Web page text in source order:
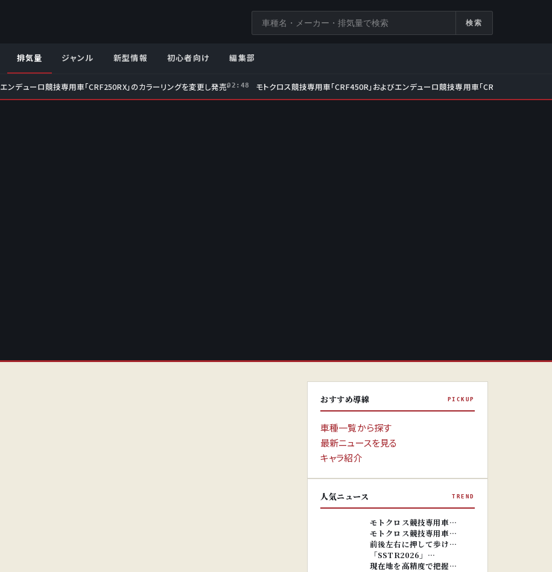
イ
内
索
検索
排気量 ジャンル 新型情報 初心者向け 編集部
ンデューロ競技専用車「CRF250RX」のカラーリングを変更し発売02:48 モトクロス競技専用車「CRF450R」およびエンデューロ競技専用車「CRF450RX」をフル
おすすめ導線 PICKUP
車種一覧から探す
最新ニュースを見る
キャラ紹介
人気ニュース TREND
※画像はイ
モトクロス競技専用車…
モトクロス競技専用車…
前後左右に押して歩け…
「SSTR2026」…
現在地を高精度で把握…